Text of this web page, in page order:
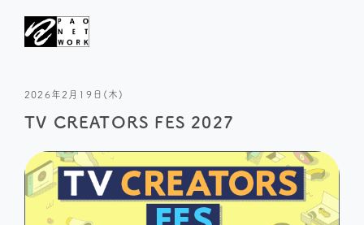
2026年2月19日(木)
TV CREATORS FES 2027